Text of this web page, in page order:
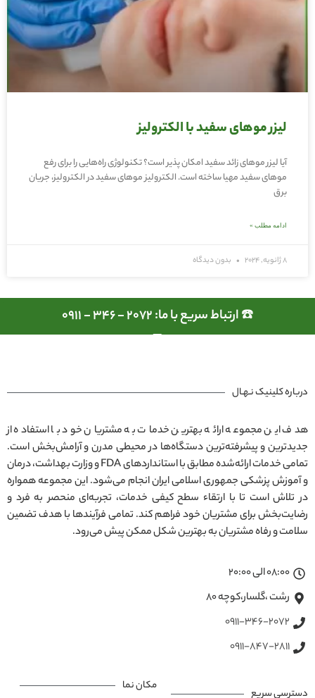
لیزر موهای سفید با الکترولیز
آیا لیزر موهای زائد سفید امکان پذیر است؟ تکنولوژی راه‌هایی را برای رفع
موهای سفید مهیا ساخته است. الکترولیز موهای سفید در الکترولیز، جریان
برق
ادامه مطلب »
8 ژانویه, 2024 بدون دیدگاه
☎️ ارتباط سریع با ما: 2072 - 346 - 0911
درباره کلینیک نـهـال
هدف این مجموعه ارائه بهترین خدمات به مشتریان خود با استفاده از
جدیدترین و پیشرفته‌ترین دستگاه‌ها در محیطی مدرن و آرامش‌بخش است.
تمامی خدمات ارائه‌شده مطابق با استانداردهای FDA و وزارت بهداشت، درمان
و آموزش پزشکی جمهوری اسلامی ایران انجام می‌شود. این مجموعه همواره
در تلاش است تا با ارتقاء سطح کیفی خدمات، تجربه‌ای منحصر به فرد و
رضایت‌بخش برای مشتریان خود فراهم کند. تمامی فرآیندها با هدف تضمین
سلامت و رفاه مشتریان به بهترین شکل ممکن پیش می‌رود.
08:00 الی 20:00
رشت ،گلسار،کوچه ۸۰
0911-346-2072
0911-847-2811
دسترسی سریع
مکان نما